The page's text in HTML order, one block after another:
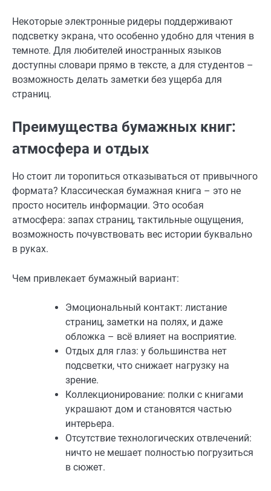
Некоторые электронные ридеры поддерживают
подсветку экрана, что особенно удобно для чтения в
темноте. Для любителей иностранных языков
доступны словари прямо в тексте, а для студентов –
возможность делать заметки без ущерба для
страниц.
Преимущества бумажных книг:
атмосфера и отдых
Но стоит ли торопиться отказываться от привычного
формата? Классическая бумажная книга – это не
просто носитель информации. Это особая
атмосфера: запах страниц, тактильные ощущения,
возможность почувствовать вес истории буквально
в руках.
Чем привлекает бумажный вариант:
Эмоциональный контакт: листание
страниц, заметки на полях, и даже
обложка – всё влияет на восприятие.
Отдых для глаз: у большинства нет
подсветки, что снижает нагрузку на
зрение.
Коллекционирование: полки с книгами
украшают дом и становятся частью
интерьера.
Отсутствие технологических отвлечений:
ничто не мешает полностью погрузиться
в сюжет.